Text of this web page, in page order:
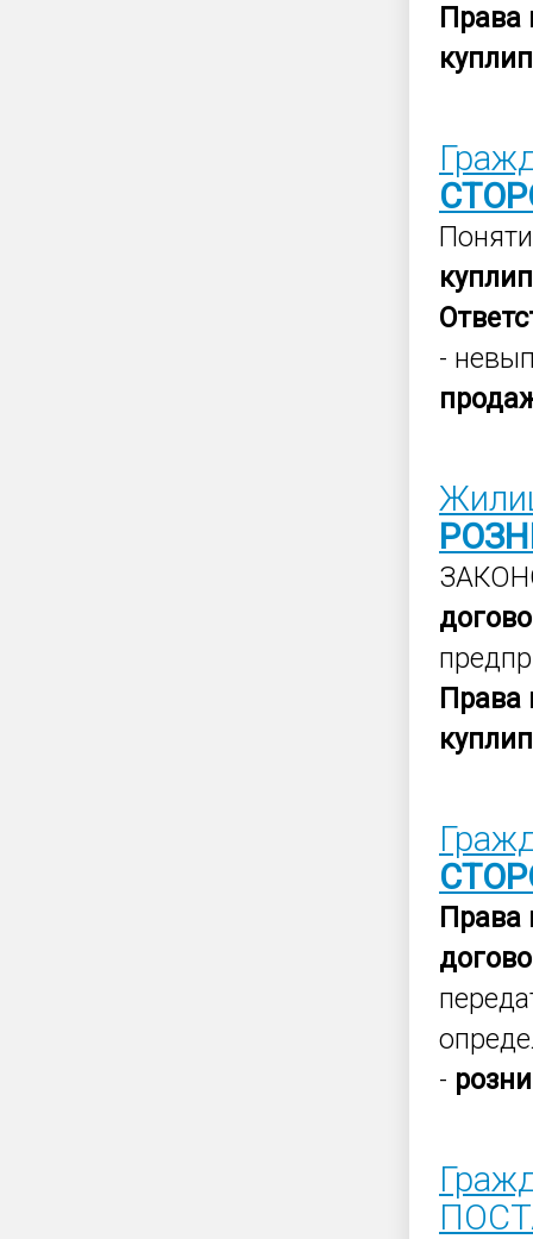
Права
-
Права
Права
-